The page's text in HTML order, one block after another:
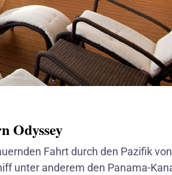
Odyssey
Fahrt durch den Pazifik
unter anderem den Panama-